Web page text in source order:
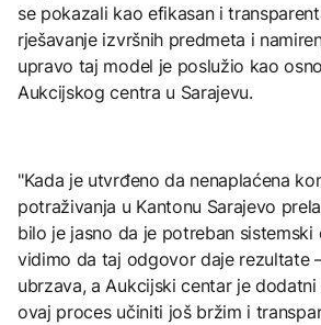
se pokazali kao efikasan i
rješavanje izvršnih predmeta i
upravo taj model je poslužio kao
Aukcijskog centra u Sarajevu.
"Kada je utvrđeno da nenaplaćena
potraživanja u Kantonu Sarajevo
bilo je jasno da je potreban sistemski
vidimo da taj odgovor daje rezultate
ubrzava, a Aukcijski centar je
ovaj proces učiniti još bržim i